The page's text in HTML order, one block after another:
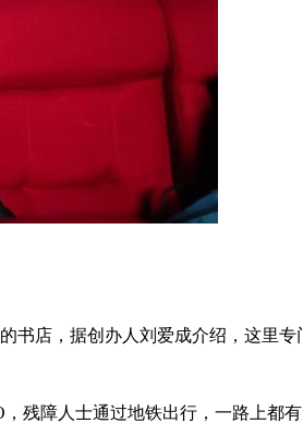
书店，据创办人刘爱成介绍，这里专
残障人士通过地铁出行，一路上都